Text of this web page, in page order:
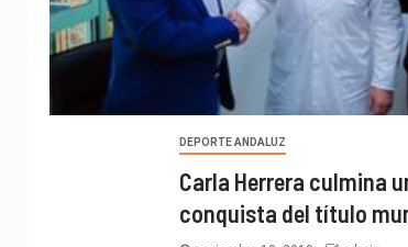
DEPORTE ANDALUZ
Carla Herrera culmina
conquista del título